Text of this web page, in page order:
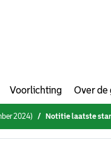
Voorlichting Over de
2024) Notitie laatste stand